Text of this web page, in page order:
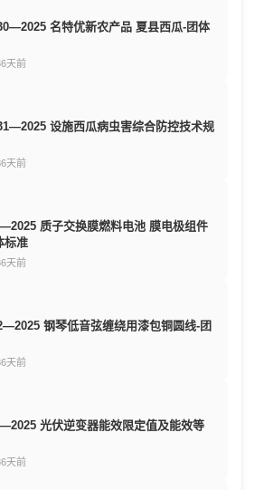
名特优新农产品 夏县西瓜-团体
天前
设施西瓜病虫害综合防控技术规
天前
质子交换膜燃料电池 膜电极组件
标准
天前
钢琴低音弦缠绕用漆包铜圆线-团
天前
光伏逆变器能效限定值及能效等
天前